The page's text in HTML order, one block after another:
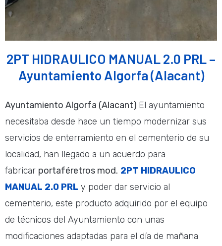
2PT HIDRAULICO MANUAL 2.0 PRL –
Ayuntamiento Algorfa (Alacant)
Ayuntamiento Algorfa (Alacant) El ayuntamiento
necesitaba desde hace un tiempo modernizar sus
servicios de enterramiento en el cementerio de su
localidad, han llegado a un acuerdo para
fabricar portaféretros mod. 2PT HIDRAULICO
MANUAL 2.0 PRL y poder dar servicio al
cementerio, este producto adquirido por el equipo
de técnicos del Ayuntamiento con unas
modificaciones adaptadas para el día de mañana